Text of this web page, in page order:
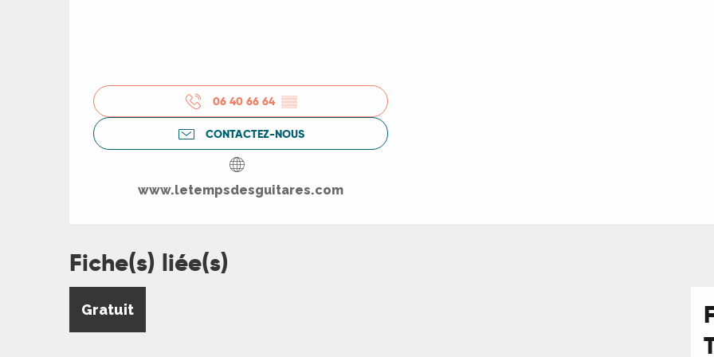
06 40 66 64 ▒▒
CONTACTEZ-NOUS
www.letempsdesguitares.com
Fiche(s) liée(s)
Gratuit